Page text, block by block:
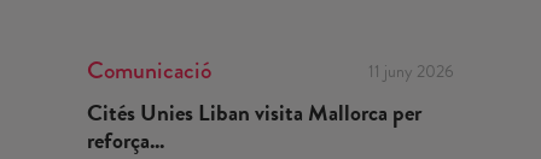
Comunicació 11 juny 2026
Cités Unies Liban visita Mallorca per
reforça...